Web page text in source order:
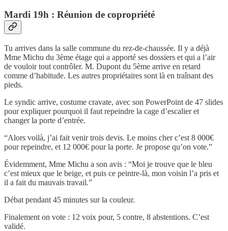
Mardi 19h : Réunion de copropriété
Tu arrives dans la salle commune du rez-de-chaussée. Il y a déjà
Mme Michu du 3ème étage qui a apporté ses dossiers et qui a l’air
de vouloir tout contrôler. M. Dupont du 5ème arrive en retard
comme d’habitude. Les autres propriétaires sont là en traînant des
pieds.
Le syndic arrive, costume cravate, avec son PowerPoint de 47 slides
pour expliquer pourquoi il faut repeindre la cage d’escalier et
changer la porte d’entrée.
“Alors voilà, j’ai fait venir trois devis. Le moins cher c’est 8 000€
pour repeindre, et 12 000€ pour la porte. Je propose qu’on vote.”
Évidemment, Mme Michu a son avis : “Moi je trouve que le bleu
c’est mieux que le beige, et puis ce peintre-là, mon voisin l’a pris et
il a fait du mauvais travail.”
Débat pendant 45 minutes sur la couleur.
Finalement on vote : 12 voix pour, 5 contre, 8 abstentions. C’est
validé.